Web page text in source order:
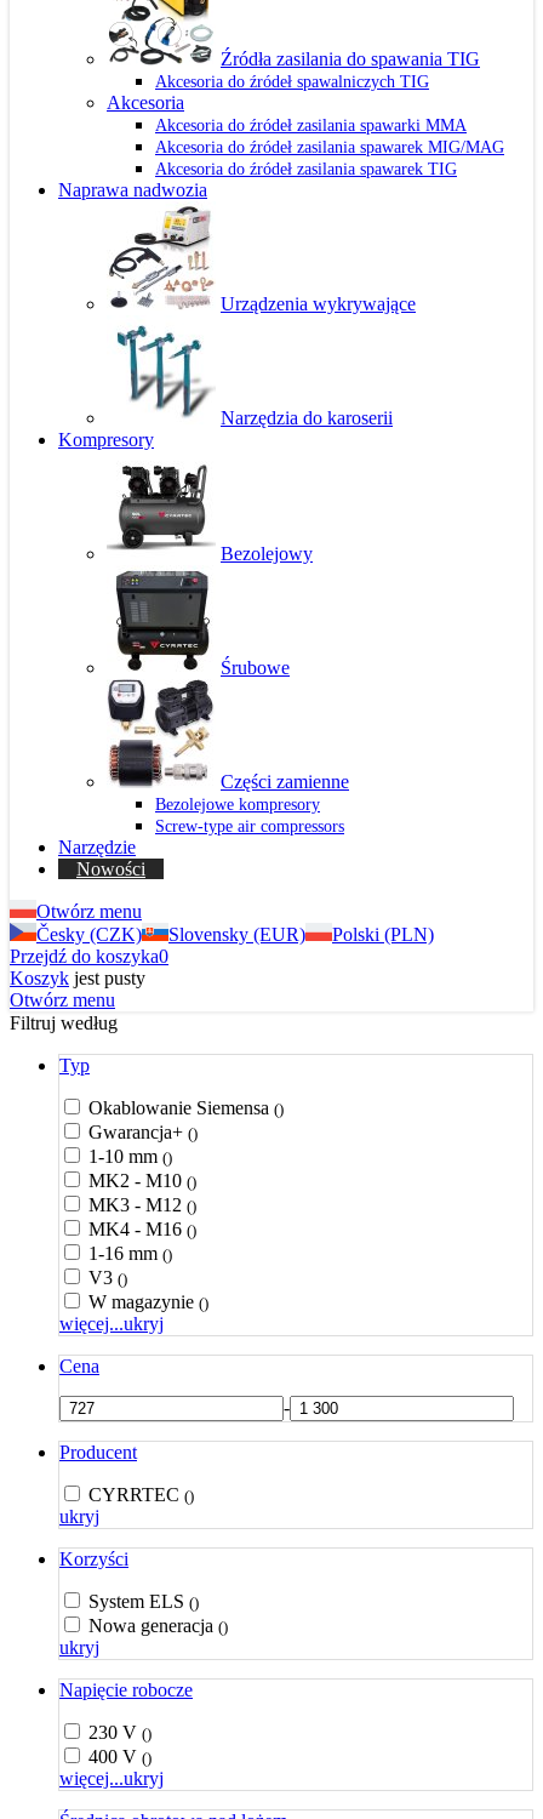
Źródła zasilania do spawania TIG
Akcesoria do źródeł spawalniczych TIG
Akcesoria
Akcesoria do źródeł zasilania spawarki MMA
Akcesoria do źródeł zasilania spawarek MIG/MAG
Akcesoria do źródeł zasilania spawarek TIG
Naprawa nadwozia
Urządzenia wykrywające
Narzędzia do karoserii
Kompresory
Bezolejowy
Śrubowe
Części zamienne
Bezolejowe kompresory
Screw-type air compressors
Narzędzie
Nowości
Otwórz menu
Česky (CZK)
Slovensky (EUR)
Polski (PLN)
Przejdź do koszyka0
Koszyk jest pusty
Otwórz menu
Filtruj według
Typ
Okablowanie Siemensa ()
Gwarancja+ ()
1-10 mm ()
MK2 - M10 ()
MK3 - M12 ()
MK4 - M16 ()
1-16 mm ()
V3 ()
W magazynie ()
więcej...ukryj
Cena
-
Producent
CYRRTEC ()
ukryj
Korzyści
System ELS ()
Nowa generacja ()
ukryj
Napięcie robocze
230 V ()
400 V ()
więcej...ukryj